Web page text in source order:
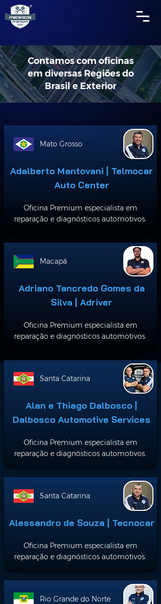
Contamos com oficinas
em diversas Regiões do
Brasil e Exterior
Mato Grosso
Adalberto Mantovani | Telmocar
Auto Center
Oficina Premium especialista em
reparação e diagnósticos automotivos.
Macapá
Adriano Tancredo Gomes da
Silva | Adriver
Oficina Premium especialista em
reparação e diagnósticos automotivos.
Santa Catarina
Alan e Thiago Dalbosco |
Dalbosco Automotive Services
Oficina Premium especialista em
reparação e diagnósticos automotivos.
Santa Catarina
Alessandro de Souza | Tecnocar
Oficina Premium especialista em
reparação e diagnósticos automotivos.
Rio Grande do Norte